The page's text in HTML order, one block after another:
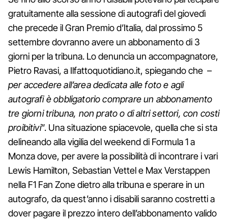
gratuitamente alla sessione di autografi del giovedì
che precede il Gran Premio d’Italia, dal prossimo 5
settembre dovranno avere un abbonamento di 3
giorni per la tribuna. Lo denuncia un accompagnatore,
Pietro Ravasi, a Ilfattoquotidiano.it, spiegando che –
per accedere all’area dedicata alle foto e agli
autografi è obbligatorio comprare un abbonamento
tre giorni tribuna, non prato o di altri settori, con costi
proibitivi”. Una situazione spiacevole, quella che si sta
delineando alla vigilia del weekend di Formula 1 a
Monza dove, per avere la possibilità di incontrare i vari
Lewis Hamilton, Sebastian Vettel e Max Verstappen
nella F1 Fan Zone dietro alla tribuna e sperare in un
autografo, da quest’anno i disabili saranno costretti a
dover pagare il prezzo intero dell’abbonamento valido